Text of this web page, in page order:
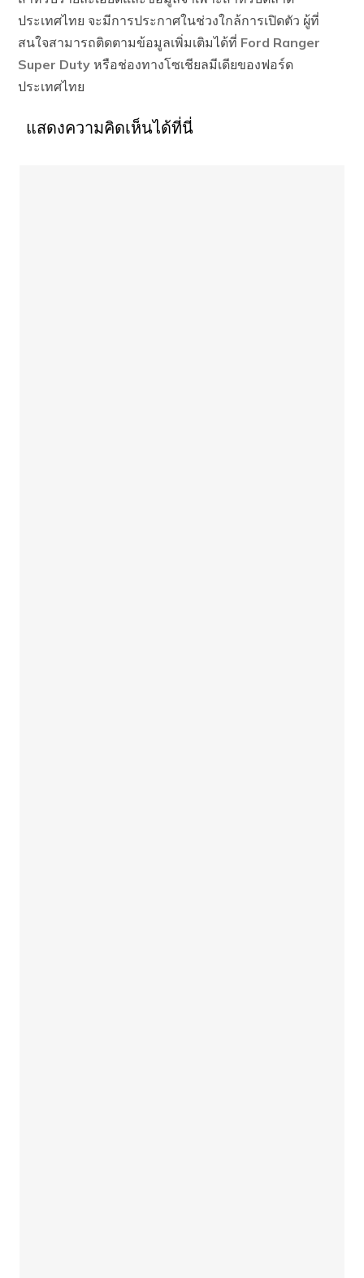
ประเทศไทย จะมีการประกาศในช่วงใกล้การเปิดตัว ผู้ที่
สนใจสามารถติดตามข้อมูลเพิ่มเติมได้ที่ Ford Ranger
Super Duty หรือช่องทางโซเชียลมีเดียของฟอร์ด
ประเทศไทย
แสดงความคิดเห็นได้ที่นี่